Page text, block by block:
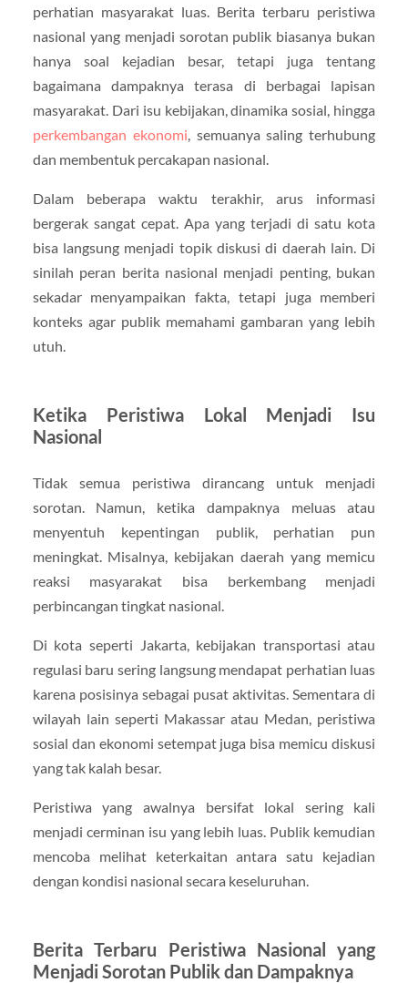
perhatian masyarakat luas. Berita terbaru peristiwa
nasional yang menjadi sorotan publik biasanya bukan
hanya soal kejadian besar, tetapi juga tentang
bagaimana dampaknya terasa di berbagai lapisan
masyarakat. Dari isu kebijakan, dinamika sosial, hingga
perkembangan ekonomi , semuanya saling terhubung
dan membentuk percakapan nasional.
Dalam beberapa waktu terakhir, arus informasi
bergerak sangat cepat. Apa yang terjadi di satu kota
bisa langsung menjadi topik diskusi di daerah lain. Di
sinilah peran berita nasional menjadi penting, bukan
sekadar menyampaikan fakta, tetapi juga memberi
konteks agar publik memahami gambaran yang lebih
utuh.
Ketika Peristiwa Lokal Menjadi Isu
Nasional
Tidak semua peristiwa dirancang untuk menjadi
sorotan. Namun, ketika dampaknya meluas atau
menyentuh kepentingan publik, perhatian pun
meningkat. Misalnya, kebijakan daerah yang memicu
reaksi masyarakat bisa berkembang menjadi
perbincangan tingkat nasional.
Di kota seperti Jakarta, kebijakan transportasi atau
regulasi baru sering langsung mendapat perhatian luas
karena posisinya sebagai pusat aktivitas. Sementara di
wilayah lain seperti Makassar atau Medan, peristiwa
sosial dan ekonomi setempat juga bisa memicu diskusi
yang tak kalah besar.
Peristiwa yang awalnya bersifat lokal sering kali
menjadi cerminan isu yang lebih luas. Publik kemudian
mencoba melihat keterkaitan antara satu kejadian
dengan kondisi nasional secara keseluruhan.
Berita Terbaru Peristiwa Nasional yang
Menjadi Sorotan Publik dan Dampaknya